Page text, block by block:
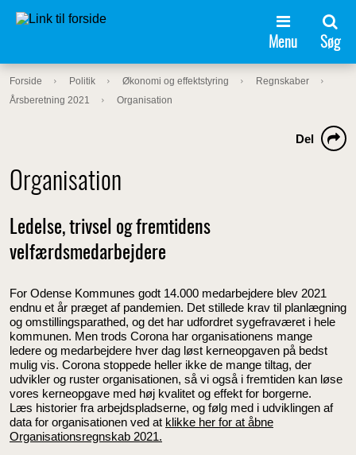
Menu Søg
Forside Politik Økonomi og effektstyring
Regnskaber
Årsberetning 2021
Organisation
Organisation
Del
Ledelse, trivsel og fremtidens
velfærdsmedarbejdere
For Odense Kommunes godt 14.000 medarbejdere blev 2021
endnu et år præget af pandemien. Det stillede krav til planlægning
og omstillingsparathed, og det har udfordret sygefraværet i hele
kommunen. Men trods Corona har organisationens mange
ledere og medarbejdere hver dag løst kerneopgaven på bedst
mulig vis. Corona stoppede heller ikke de mange tiltag, der
udvikler og ruster organisationen, så vi også i fremtiden kan løse
vores kerneopgave med høj kvalitet og effekt for borgerne.
Læs historier fra arbejdspladserne, og følg med i udviklingen af
data for organisationen ved at klikke her for at åbne
Organisationsregnskab 2021.